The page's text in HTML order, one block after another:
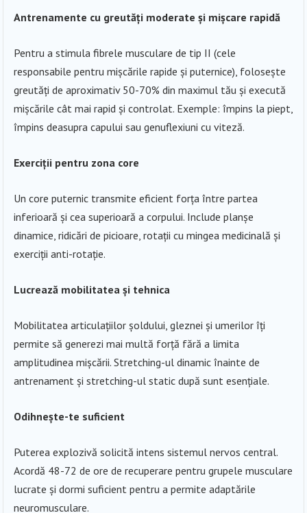
Antrenamente cu greutăți moderate și mișcare rapidă
Pentru a stimula fibrele musculare de tip II (cele
responsabile pentru mișcările rapide și puternice), folosește
greutăți de aproximativ 50-70% din maximul tău și execută
mișcările cât mai rapid și controlat. Exemple: împins la piept,
împins deasupra capului sau genuflexiuni cu viteză.
Exerciții pentru zona core
Un core puternic transmite eficient forța între partea
inferioară și cea superioară a corpului. Include planșe
dinamice, ridicări de picioare, rotații cu mingea medicinală și
exerciții anti-rotație.
Lucrează mobilitatea și tehnica
Mobilitatea articulațiilor șoldului, gleznei și umerilor îți
permite să generezi mai multă forță fără a limita
amplitudinea mișcării. Stretching-ul dinamic înainte de
antrenament și stretching-ul static după sunt esențiale.
Odihnește-te suficient
Puterea explozivă solicită intens sistemul nervos central.
Acordă 48-72 de ore de recuperare pentru grupele musculare
lucrate și dormi suficient pentru a permite adaptările
neuromusculare.